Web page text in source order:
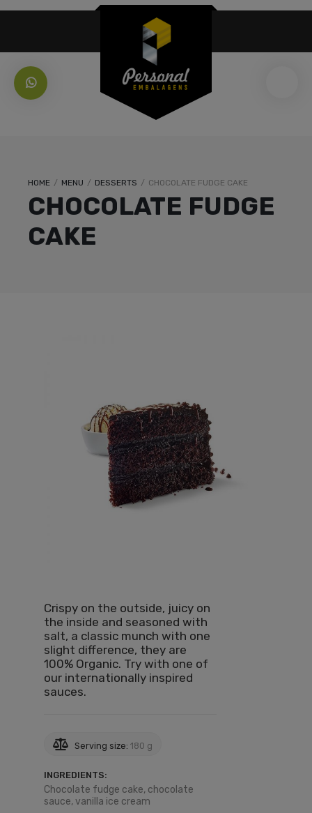
HOME / MENU / DESSERTS / CHOCOLATE FUDGE CAKE
CHOCOLATE FUDGE
CAKE
Crispy on the outside, juicy on
the inside and seasoned with
salt, a classic munch with one
slight difference, they are
100% Organic. Try with one of
our internationally inspired
sauces.
Serving size:180 g
INGREDIENTS:
Chocolate fudge cake, chocolate
sauce, vanilla ice cream